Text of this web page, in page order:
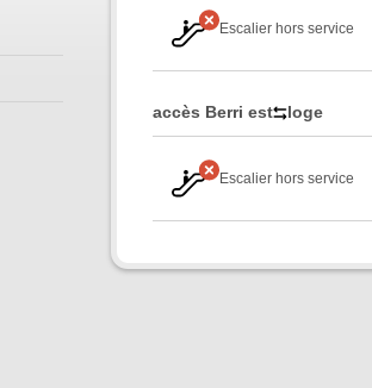
Escalier hors service
accès Berri est loge
Escalier hors service